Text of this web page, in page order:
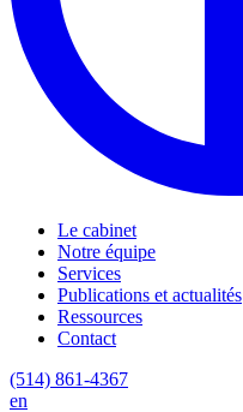
Le cabinet
Notre équipe
Services
Publications et actualités
Ressources
Contact
(514) 861-4367
en